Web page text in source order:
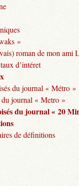
»
roman de mon ami
d’intéret
du journal « Métro »
journal « Metro »
du journal « 20
de définitions